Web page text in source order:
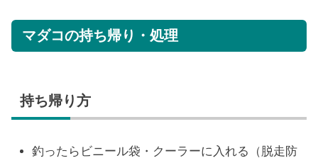
マダコの持ち帰り・処理
持ち帰り方
釣ったらビニール袋・クーラーに入れる（脱走防